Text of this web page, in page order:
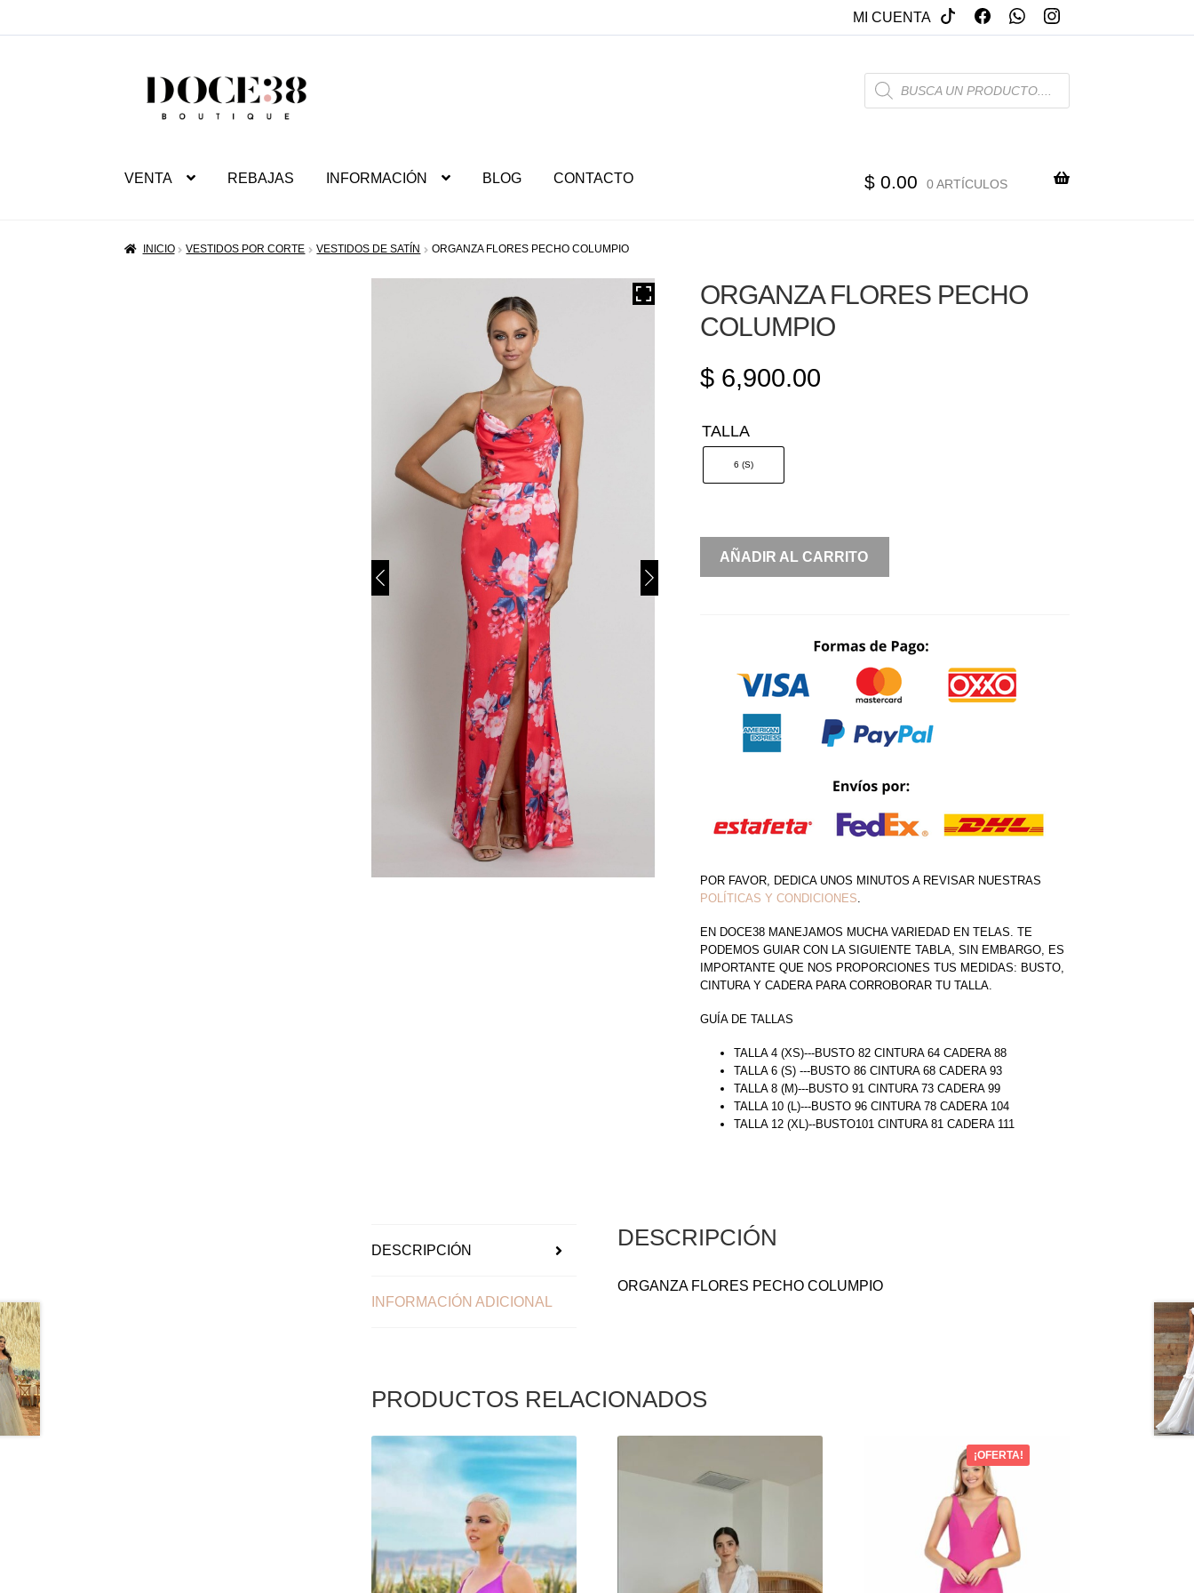
MI CUENTA
SALTAR
PRODUCTS
SEARCH
VENTA REBAJAS INFORMACIÓN BLOG CONTACTO $0.00 0 ARTÍCULOS
INICIO VESTIDOS POR CORTE VESTIDOS DE SATÍN ORGANZA FLORES PECHO COLUMPIO
ORGANZA FLORES PECHO
COLUMPIO
$6,900.00
TALLA
6 (S)
ORGANZA
FLORES
AÑADIR AL CARRITO
POR FAVOR, DEDICA UNOS MINUTOS A REVISAR NUESTRAS
POLÍTICAS Y CONDICIONES
EN DOCE38 MANEJAMOS MUCHA VARIEDAD EN TELAS. TE
PODEMOS GUIAR CON LA SIGUIENTE TABLA, SIN EMBARGO, ES
IMPORTANTE QUE NOS PROPORCIONES TUS MEDIDAS: BUSTO,
CINTURA Y CADERA PARA CORROBORAR TU TALLA.
GUÍA DE TALLAS
TALLA 4 (XS)---BUSTO 82 CINTURA 64 CADERA 88
TALLA 6 (S) ---BUSTO 86 CINTURA 68 CADERA 93
TALLA 8 (M)---BUSTO 91 CINTURA 73 CADERA 99
TALLA 10 (L)---BUSTO 96 CINTURA 78 CADERA 104
TALLA 12 (XL)--BUSTO101 CINTURA 81 CADERA 111
DESCRIPCIÓN
INFORMACIÓN ADICIONAL
DESCRIPCIÓN
ORGANZA FLORES PECHO COLUMPIO
PRODUCTOS RELACIONADOS
¡OFERTA!